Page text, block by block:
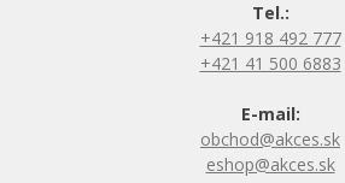
Tel.:
+421 918 492 777
+421 41 500 6883
E-mail:
obchod@akces.sk
eshop@akces.sk